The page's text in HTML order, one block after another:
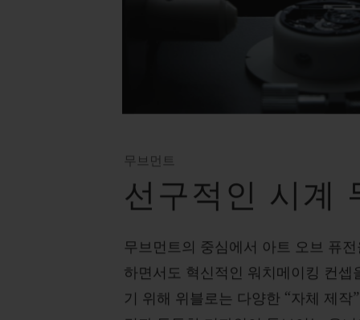
무브먼트
선구적인 시계
무브먼트의 중심에서 아트 오브 퓨
하면서도 혁신적인 워치메이킹 컨셉
기 위해 위블로는 다양한 “자체 제